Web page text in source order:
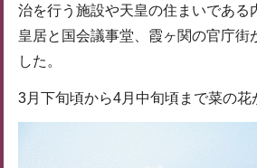
治を行う施設や天皇の住まいである
皇居と国会議事堂、霞ヶ関の官庁街
した。
3月下旬頃から4月中旬頃まで菜の花